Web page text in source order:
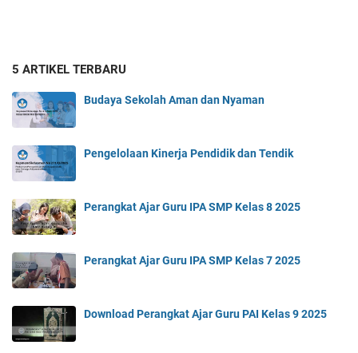
5 ARTIKEL TERBARU
Budaya Sekolah Aman dan Nyaman
Pengelolaan Kinerja Pendidik dan Tendik
Perangkat Ajar Guru IPA SMP Kelas 8 2025
Perangkat Ajar Guru IPA SMP Kelas 7 2025
Download Perangkat Ajar Guru PAI Kelas 9 2025